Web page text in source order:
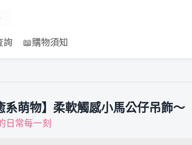
詢 📖購物須知
系萌物】柔軟觸感小馬公仔吊飾～
日常每一刻